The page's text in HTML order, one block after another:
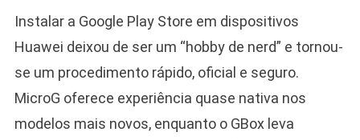
Instalar a Google Play Store em dispositivos
Huawei deixou de ser um “hobby de nerd” e tornou-
se um procedimento rápido, oficial e seguro.
MicroG oferece experiência quase nativa nos
modelos mais novos, enquanto o GBox leva